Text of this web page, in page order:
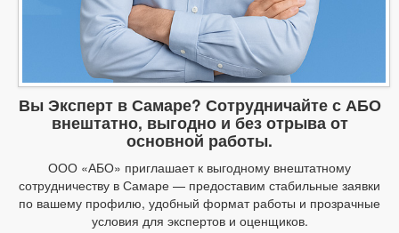
Вы Эксперт в Самаре? Сотрудничайте с АБО
внештатно, выгодно и без отрыва от
основной работы.
ООО «АБО» приглашает к выгодному внештатному
сотрудничеству в Самаре — предоставим стабильные заявки
по вашему профилю, удобный формат работы и прозрачные
условия для экспертов и оценщиков.